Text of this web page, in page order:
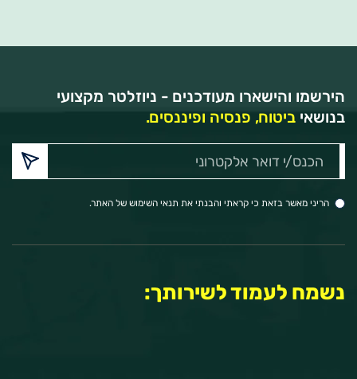
הירשמו והישארו מעודכנים - ניוזלטר מקצועי
בנושאי ביטוח, פנסיה ופיננסים.
דואר
אלקטרוני:
הריני מאשר בזאת כי קראתי והבנתי את תנאי השימוש של האתר.
נשמח לעמוד לשירותך: